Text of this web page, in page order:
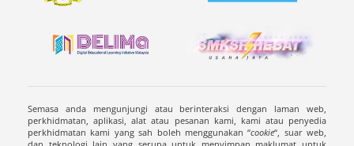
Semasa anda mengunjungi atau berinteraksi dengan laman web,
perkhidmatan, aplikasi, alat atau pesanan kami, kami atau penyedia
perkhidmatan kami yang sah boleh menggunakan “cookie“, suar web,